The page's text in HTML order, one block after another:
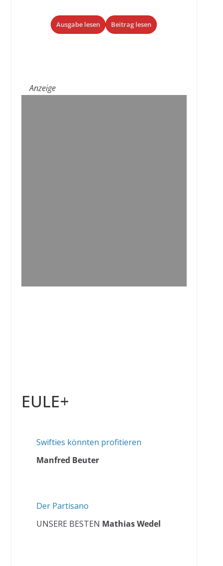
Ausgabe lesen Beitrag lesen
Anzeige
EULE+
Swifties könnten profitieren
Manfred Beuter
Der Partisano
UNSERE BESTEN Mathias Wedel